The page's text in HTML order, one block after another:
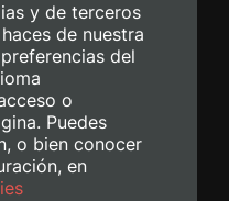
y de terceros
de nuestra
del
o
Puedes
o bien conocer
en